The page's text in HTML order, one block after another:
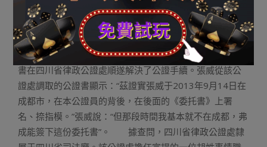
人的筆跡明明不符，並且標注的屋宇販賣價錢竟只有業主
現實領取價錢的15%擺佈。 該委托書將業主的簽定條
約、解決掛號等一切權力掃數委托給了壹個鳴“黃雪嬌”的
人。“可咱們基本不熟悉黃雪嬌。”張威說。 如許的委托
書在四川省律政公證處順遂解決了公證手續。張威從該公
證處調取的公證書顯示：“茲證實張威于2013年9月14日在
成都市，在本公證員的背後，在後面的《委托書》上署
名、捺指模。”張威說：“但那段時間我基本就不在成都，弗
成能簽下這份委托書”。 據查問，四川省律政公證處隸